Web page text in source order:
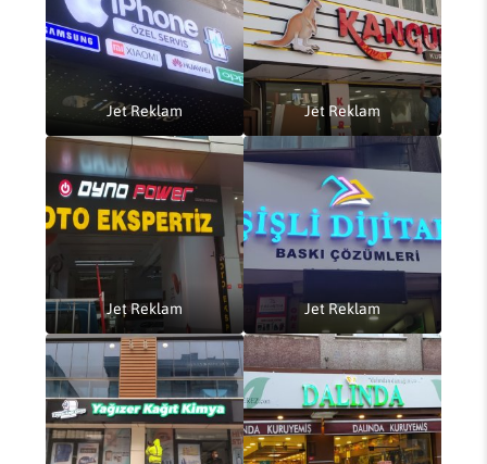
Jet Reklam Jet Reklam
Jet Reklam Jet Reklam